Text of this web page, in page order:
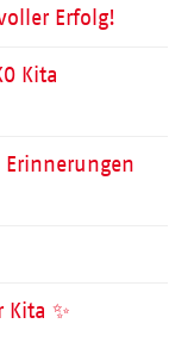
Erfolg!
Kita
Kita ✨